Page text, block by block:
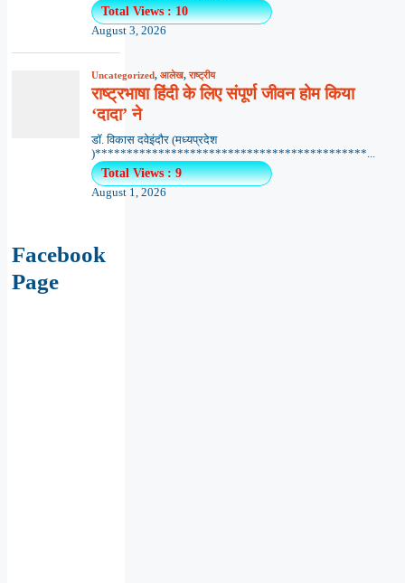
Total Views : 10
August 3, 2026
Uncategorized, आलेख,राष्ट्रीय
राष्ट्रभाषा हिंदी के लिए संपूर्ण जीवन होम किया
‘दादा’ ने
डॉ. विकास दवेइंदौर (मध्यप्रदेश
)*******************************************...
Total Views : 9
August 1, 2026
Facebook
Page